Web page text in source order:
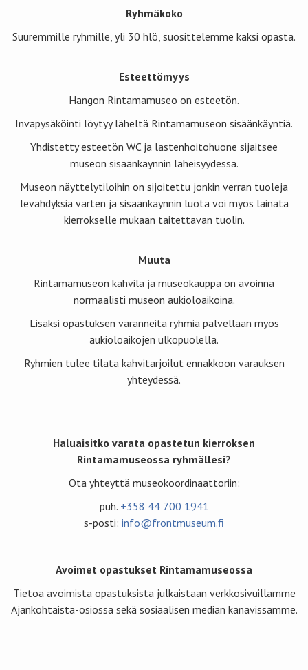
Ryhmäkoko
Suuremmille ryhmille, yli 30 hlö, suosittelemme kaksi opasta.
Esteettömyys
Hangon Rintamamuseo on esteetön.
Invapysäköinti löytyy läheltä Rintamamuseon sisäänkäyntiä.
Yhdistetty esteetön WC ja lastenhoitohuone sijaitsee
museon sisäänkäynnin läheisyydessä.
Museon näyttelytiloihin on sijoitettu jonkin verran tuoleja
levähdyksiä varten ja sisäänkäynnin luota voi myös lainata
kierrokselle mukaan taitettavan tuolin.
Muuta
Rintamamuseon kahvila ja museokauppa on avoinna
normaalisti museon aukioloaikoina.
Lisäksi opastuksen varanneita ryhmiä palvellaan myös
aukioloaikojen ulkopuolella.
Ryhmien tulee tilata kahvitarjoilut ennakkoon varauksen
yhteydessä.
Haluaisitko varata opastetun kierroksen
Rintamamuseossa ryhmällesi?
Ota yhteyttä museokoordinaattoriin:
puh. +358 44 700 1941
s-posti: info@frontmuseum.fi
Avoimet opastukset Rintamamuseossa
Tietoa avoimista opastuksista julkaistaan verkkosivuillamme
Ajankohtaista-osiossa sekä sosiaalisen median kanavissamme.